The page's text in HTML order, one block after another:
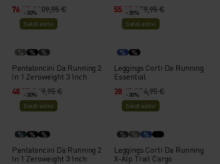
76,95 € 109,95 € 55,95 €79,95 €
-30%
Saldi estivi
% % %
Pantaloncini Da Running 2
In 1 Zeroweight 3 Inch
48,95 € 69,95 €
-30%
Saldi estivi
% %
Leggings Corti Da Running
Essential
38,45 €54,95 €
-30%
Saldi estivi
% % %
Pantaloncini Da Running 2
In 1 Zeroweight 3 Inch
-30%
Saldi estivi
% % %
Leggings Corti Da Running
X-Alp Trail Cargo